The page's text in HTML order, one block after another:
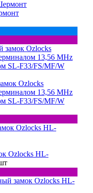
Ozlocks
13,56 MHz
SL-F33/FS/MF/W
Ozlocks HL-